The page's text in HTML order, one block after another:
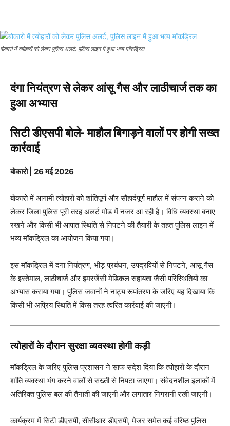
बोकारो में त्योहारों को लेकर पुलिस अलर्ट, पुलिस लाइन में हुआ भव्य मॉकड्रिल
दंगा नियंत्रण से लेकर आंसू गैस और लाठीचार्ज तक का
हुआ अभ्यास
सिटी डीएसपी बोले- माहौल बिगाड़ने वालों पर होगी सख्त
कार्रवाई
बोकारो | 26 मई 2026
बोकारो में आगामी त्योहारों को शांतिपूर्ण और सौहार्दपूर्ण माहौल में संपन्न कराने को
लेकर जिला पुलिस पूरी तरह अलर्ट मोड में नजर आ रही है। विधि व्यवस्था बनाए
रखने और किसी भी आपात स्थिति से निपटने की तैयारी के तहत पुलिस लाइन में
भव्य मॉकड्रिल का आयोजन किया गया।
इस मॉकड्रिल में दंगा नियंत्रण, भीड़ प्रबंधन, उपद्रवियों से निपटने, आंसू गैस
के इस्तेमाल, लाठीचार्ज और इमरजेंसी मेडिकल सहायता जैसी परिस्थितियों का
अभ्यास कराया गया। पुलिस जवानों ने नाट्य रूपांतरण के जरिए यह दिखाया कि
किसी भी अप्रिय स्थिति में किस तरह त्वरित कार्रवाई की जाएगी।
त्योहारों के दौरान सुरक्षा व्यवस्था होगी कड़ी
मॉकड्रिल के जरिए पुलिस प्रशासन ने साफ संदेश दिया कि त्योहारों के दौरान
शांति व्यवस्था भंग करने वालों से सख्ती से निपटा जाएगा। संवेदनशील इलाकों में
अतिरिक्त पुलिस बल की तैनाती की जाएगी और लगातार निगरानी रखी जाएगी।
कार्यक्रम में सिटी डीएसपी, सीसीआर डीएसपी, मेजर समेत कई वरिष्ठ पुलिस